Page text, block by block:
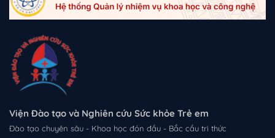
Viện Đào tạo và Nghiên cứu Sức khỏe Trẻ em
Đào tạo chuyên sâu - Khoa học đón đầu - Bắc cầu tri thức